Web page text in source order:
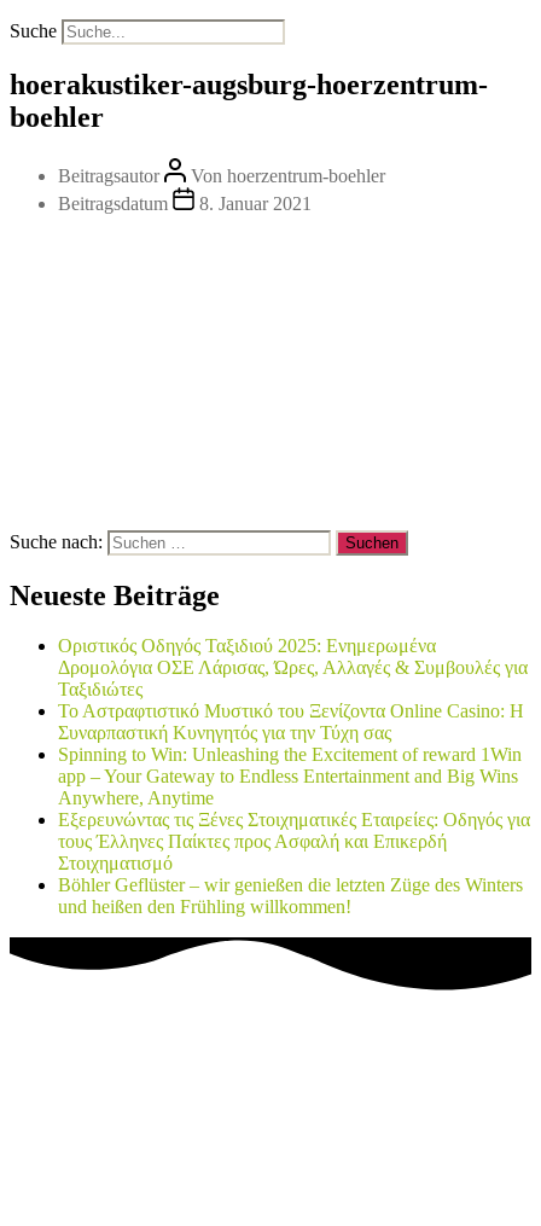
Suche
hoerakustiker-augsburg-hoerzentrum-
boehler
Beitragsautor Von hoerzentrum-boehler
Beitragsdatum
8. Januar 2021
Suche nach:
Neueste Beiträge
Οριστικός Οδηγός Ταξιδιού 2025: Ενημερωμένα
Δρομολόγια ΟΣΕ Λάρισας, Ώρες, Αλλαγές & Συμβουλές για
Ταξιδιώτες
Το Αστραφτιστικό Μυστικό του Ξενίζοντα Online Casino: Η
Συναρπαστική Κυνηγητός για την Τύχη σας
Spinning to Win: Unleashing the Excitement of reward 1Win
app – Your Gateway to Endless Entertainment and Big Wins
Anywhere, Anytime
Εξερευνώντας τις Ξένες Στοιχηματικές Εταιρείες: Οδηγός για
τους Έλληνες Παίκτες προς Ασφαλή και Επικερδή
Στοιχηματισμό
Böhler Geflüster – wir genießen die letzten Züge des Winters
und heißen den Frühling willkommen!